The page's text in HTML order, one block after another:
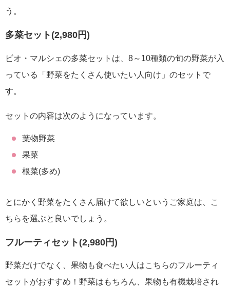
う。
多菜セット(2,980円)
ビオ・マルシェの多菜セットは、8～10種類の旬の野菜が入
っている「野菜をたくさん使いたい人向け」のセットで
す。
セットの内容は次のようになっています。
葉物野菜
果菜
根菜(多め)
とにかく野菜をたくさん届けて欲しいというご家庭は、こ
ちらを選ぶと良いでしょう。
フルーティセット(2,980円)
野菜だけでなく、果物も食べたい人はこちらのフルーティ
セットがおすすめ！野菜はもちろん、果物も有機栽培され